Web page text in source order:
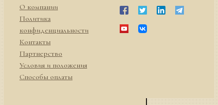
О компании
Политика
конфиденциальности
Контакты
Партнерство
Условия и положения
Способы оплаты